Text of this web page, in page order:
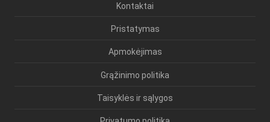
Kontaktai
Pristatymas
Apmokėjimas
Grąžinimo politika
Taisyklės ir sąlygos